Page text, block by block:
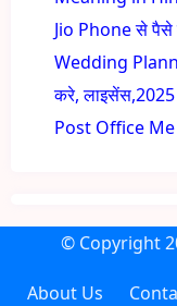
Jio Phone से पैसे
Wedding
करे, लाइसेंस,2025
Post Office Me
© Copyright
About Us